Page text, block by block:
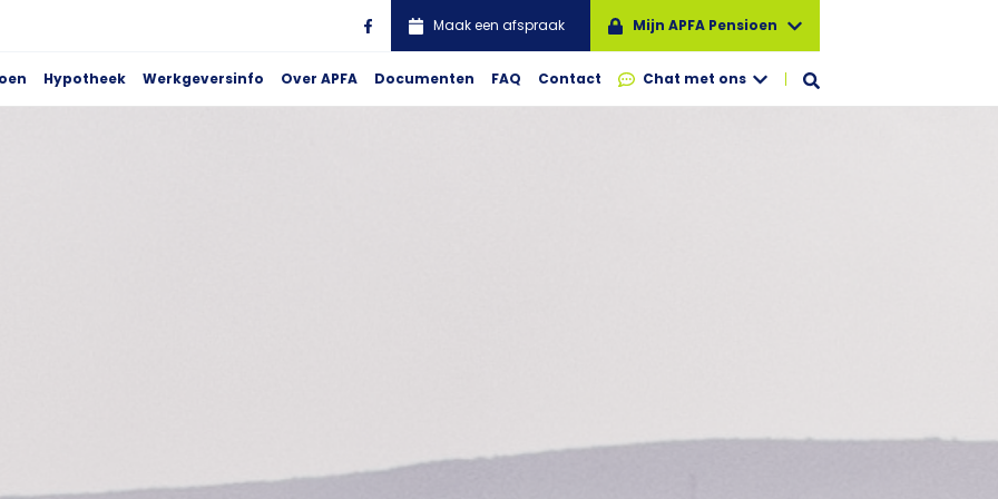
Maak een afspraak Mijn APFA Pensioen
Hypotheek Werkgeversinfo Over APFA Documenten FAQ Contact Chat met ons